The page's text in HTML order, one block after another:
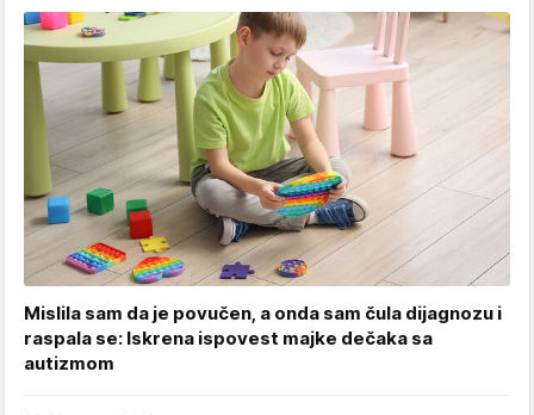
Mislila sam da je povučen, a onda sam čula dijagnozu i
raspala se: Iskrena ispovest majke dečaka sa
autizmom